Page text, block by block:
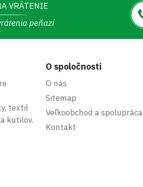
VRÁTENIE
peňazí
textil
kutilov.
O spoločnosti
O nás
Sitemap
Veľkoobchod a spolupráca
Kontakt